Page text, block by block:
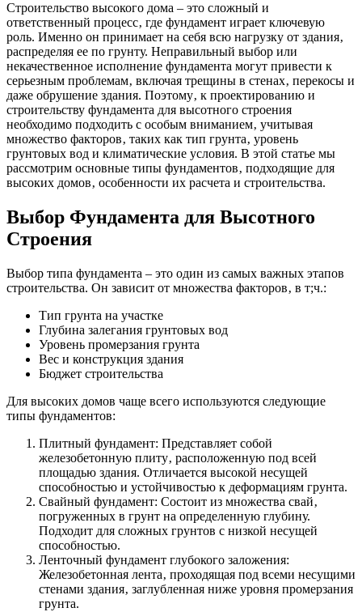
Строительство высокого дома – это сложный и
ответственный процесс‚ где фундамент играет ключевую
роль. Именно он принимает на себя всю нагрузку от здания‚
распределяя ее по грунту. Неправильный выбор или
некачественное исполнение фундамента могут привести к
серьезным проблемам‚ включая трещины в стенах‚ перекосы и
даже обрушение здания. Поэтому‚ к проектированию и
строительству фундамента для высотного строения
необходимо подходить с особым вниманием‚ учитывая
множество факторов‚ таких как тип грунта‚ уровень
грунтовых вод и климатические условия. В этой статье мы
рассмотрим основные типы фундаментов‚ подходящие для
высоких домов‚ особенности их расчета и строительства.
Выбор Фундамента для Высотного
Строения
Выбор типа фундамента – это один из самых важных этапов
строительства. Он зависит от множества факторов‚ в т;ч.:
Тип грунта на участке
Глубина залегания грунтовых вод
Уровень промерзания грунта
Вес и конструкция здания
Бюджет строительства
Для высоких домов чаще всего используются следующие
типы фундаментов:
Плитный фундамент: Представляет собой
железобетонную плиту‚ расположенную под всей
площадью здания. Отличается высокой несущей
способностью и устойчивостью к деформациям грунта.
Свайный фундамент: Состоит из множества свай‚
погруженных в грунт на определенную глубину.
Подходит для сложных грунтов с низкой несущей
способностью.
Ленточный фундамент глубокого заложения:
Железобетонная лента‚ проходящая под всеми несущими
стенами здания‚ заглубленная ниже уровня промерзания
грунта.